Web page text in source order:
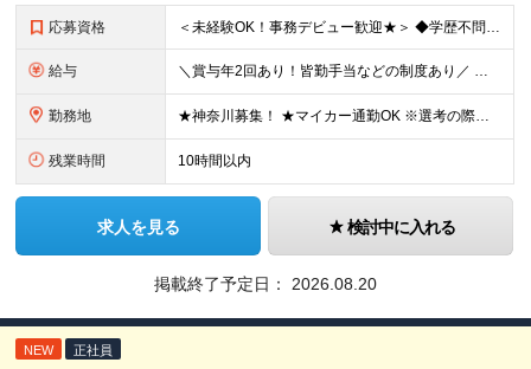
応募資格 ＜未経験OK！事務デビュー歓迎★＞ ◆学歴不問 ◆経験不問 ＼こんな方はぜひお越しください！／ ◎事業成長を続ける会社で安定を手にしたい ◎無理なく働ける仕事がしたい ◎事務デビューがしたい
給与 ＼賞与年2回あり！皆勤手当などの制度あり／ ◆正社員：月給22万1,125円～25万円＋賞与年2回＋皆勤手当や店舗達成報奨金など各種手当 ※経験・スキルを考慮の上、当社規定により決定します。 ※みなし
勤務地 ★神奈川募集！ ★マイカー通勤OK ※選考の際、ご希望のエリアをお知らせ下さい ★こどもの国店 神奈川県横浜市青葉区奈良2-36-1エクセレント岩崎1F ★藤沢店 神奈川県藤沢市石川6-4-1
残業時間 10時間以内
求人を見る 検討中に入れる
掲載終了予定日： 2026.08.20
NEW 正社員